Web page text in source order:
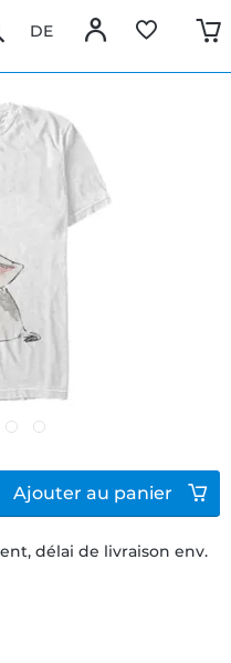
DE
délai de livraison env.
Ajouter au panier